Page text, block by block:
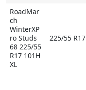
RoadMar
ch
WinterXP
ro Studs
68 225/55
R17 101H
XL
225/55 R17